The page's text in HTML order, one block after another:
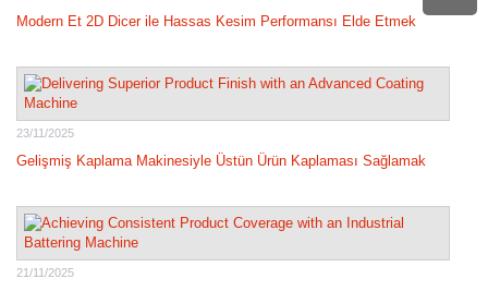
Modern Et 2D Dicer ile Hassas Kesim Performansı Elde Etmek
23/11/2025
Gelişmiş Kaplama Makinesiyle Üstün Ürün Kaplaması Sağlamak
21/11/2025